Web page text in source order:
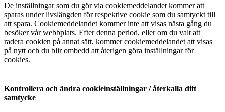
De inställningar som du gör via cookiemeddelandet kommer att
sparas under livslängden för respektive cookie som du samtyckt till
att spara. Cookiemeddelandet kommer inte att visas nästa gång du
besöker vår webbplats. Efter denna period, eller om du valt att
radera cookien på annat sätt, kommer cookiemeddelandet att visas
på nytt och du blir ombedd att återigen göra inställningar för
cookies.
Kontrollera och ändra cookieinställningar / återkalla ditt
samtycke